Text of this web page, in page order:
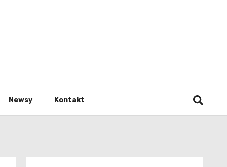
Newsy Kontakt